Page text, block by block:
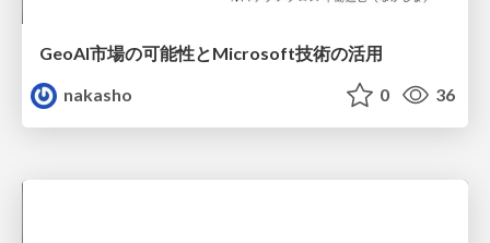
GeoAI市場の可能性とMicrosoft技術の活用
nakasho
0 36